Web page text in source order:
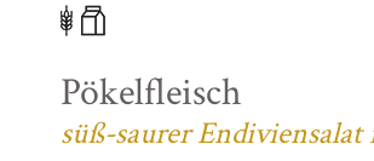
Pökelfleisch
süß-saurer